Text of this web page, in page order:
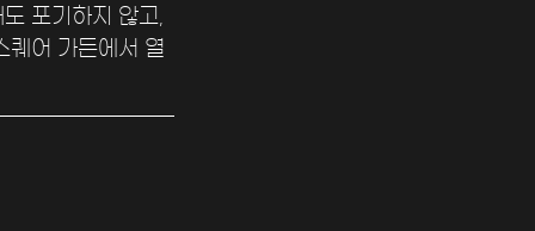
포기하지 않고,
퀘어 가든에서 열